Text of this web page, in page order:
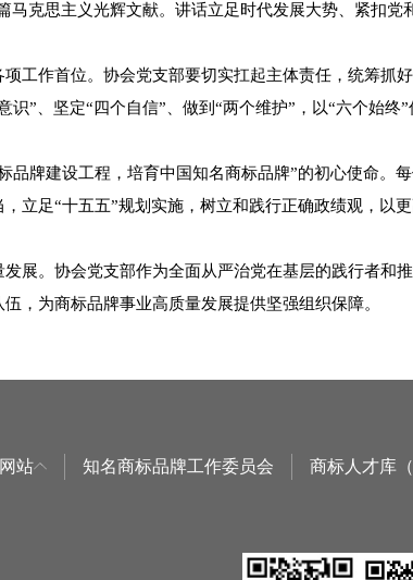
克思主义光辉文献。讲话立足时代发展大势、紧扣党
工作首位。协会党支部要切实扛起主体责任，统筹抓
”、坚定“四个自信”、做到“两个维护”，以“六个始终
牌建设工程，培育中国知名商标品牌”的初心使命。
立足“十五五”规划实施，树立和践行正确政绩观，以
展。协会党支部作为全面从严治党在基层的践行者和
，为商标品牌事业高质量发展提供坚强组织保障。
站 知名商标品牌工作委员会 商标人才库